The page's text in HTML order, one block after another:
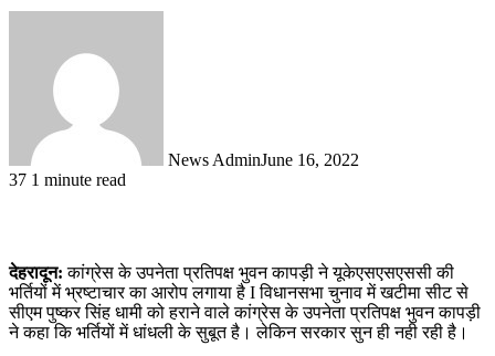
News AdminJune 16, 2022
37 1 minute read
देहरादून: कांग्रेस के उपनेता प्रतिपक्ष भुवन कापड़ी ने यूकेएसएसएससी की
भर्तियों में भ्रष्टाचार का आरोप लगाया है I विधानसभा चुनाव में खटीमा सीट से
सीएम पुष्कर सिंह धामी को हराने वाले कांग्रेस के उपनेता प्रतिपक्ष भुवन कापड़ी
ने कहा कि भर्तियों में धांधली के सुबूत है। लेकिन सरकार सुन ही नही रही है।